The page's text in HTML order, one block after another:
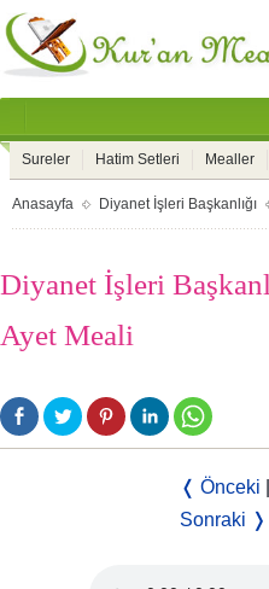
Sureler Hatim Setleri Mealler
Anasayfa Diyanet İşleri Başkanlığı
Diyanet İşleri
Ayet Meali
❬ Önceki
Sonraki ❭